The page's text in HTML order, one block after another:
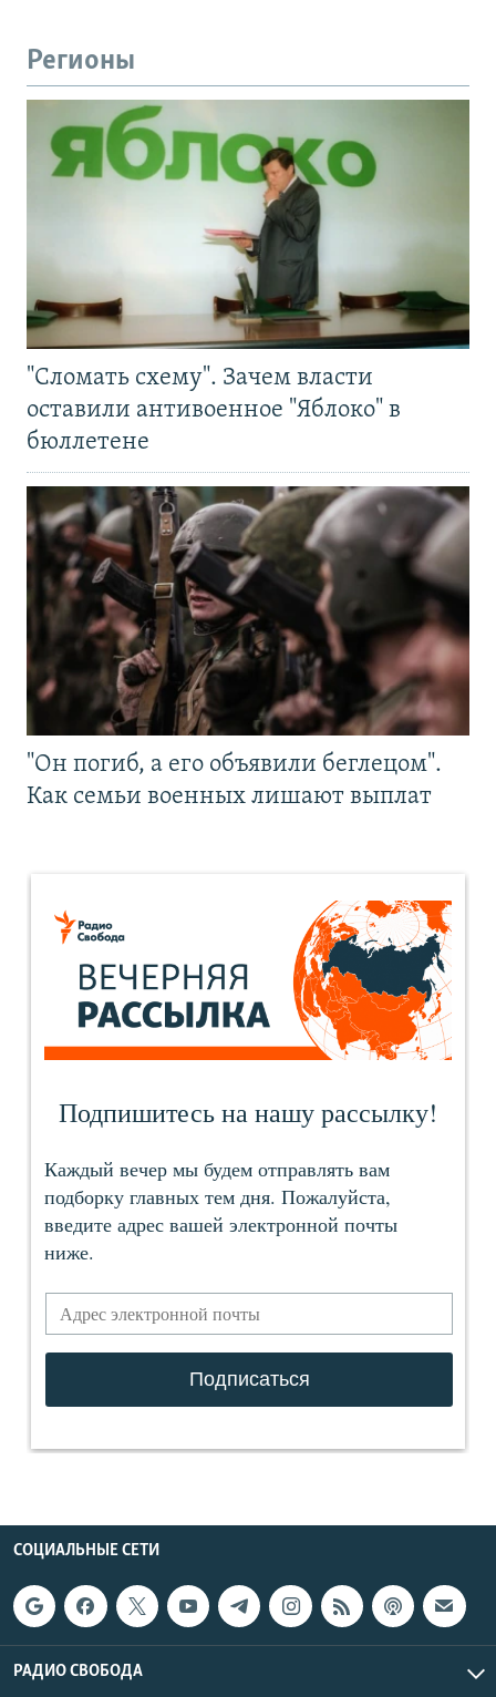
Регионы
"Сломать схему". Зачем власти
оставили антивоенное "Яблоко" в
бюллетене
"Он погиб, а его объявили беглецом".
Как семьи военных лишают выплат
СОЦИАЛЬНЫЕ СЕТИ
РАДИО СВОБОДА